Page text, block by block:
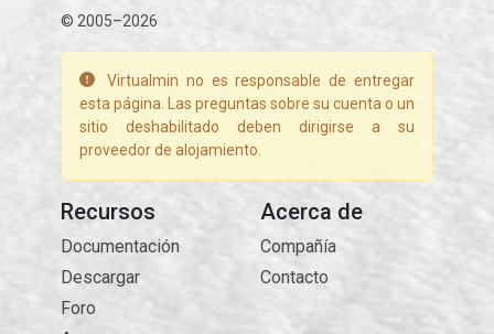
© 2005–2026
Virtualmin no es responsable de entregar
esta página. Las preguntas sobre su cuenta o un
sitio deshabilitado deben dirigirse a su
proveedor de alojamiento.
Recursos
Documentación
Descargar
Foro
Acerca de
Compañía
Contacto